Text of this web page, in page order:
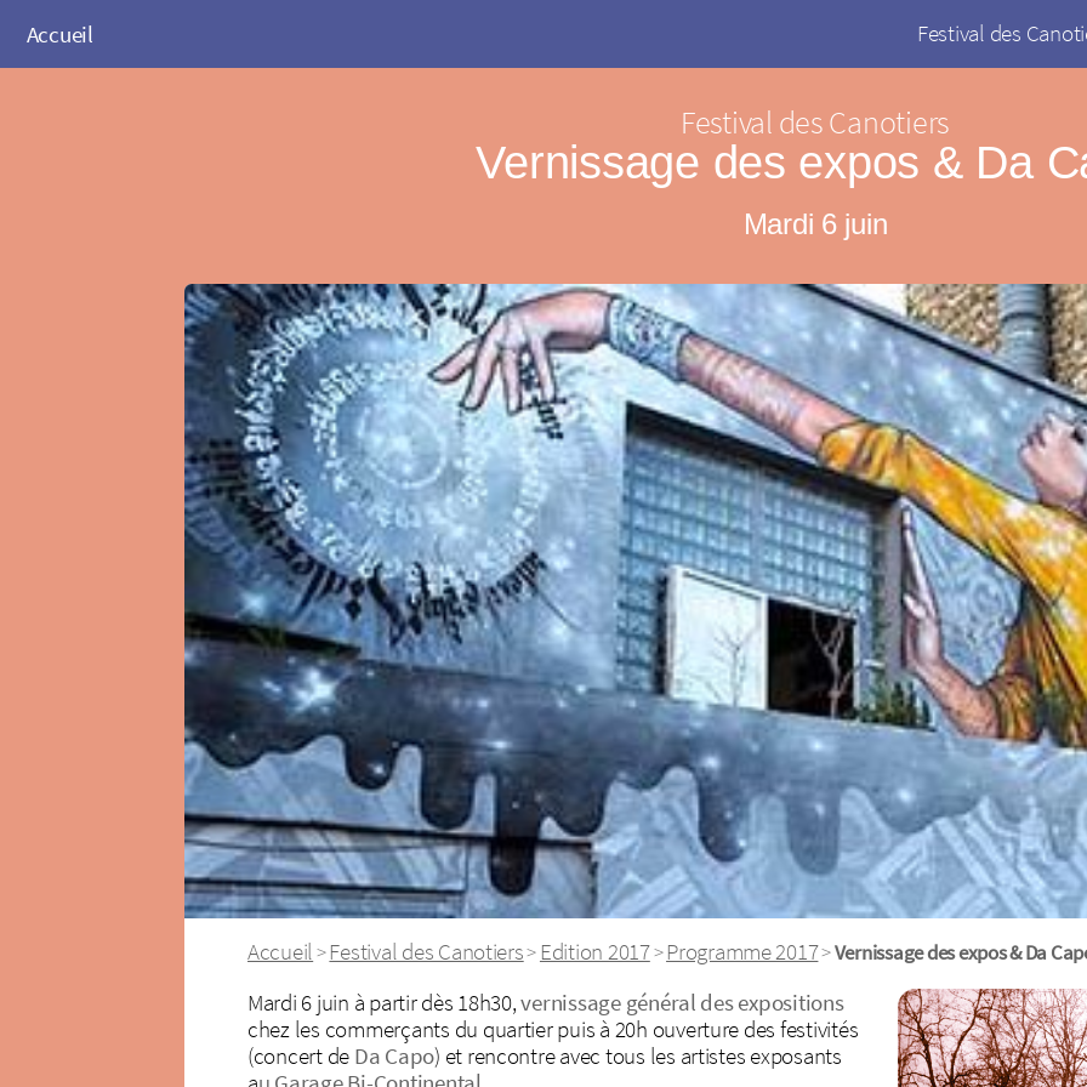
Accueil Festival des
Festival des Canotiers
Vernissage des expos & Da
Mardi 6 juin
Accueil>Festival des Canotiers>Edition 2017>Programme 2017>Vernissage des expos & Da
Mardi 6 juin à partir dès 18h30,vernissage général des expositions
chez les commerçants du quartier puis à 20h ouverture des festivités
(concert de Da Capo) et rencontre avec tous les artistes exposants